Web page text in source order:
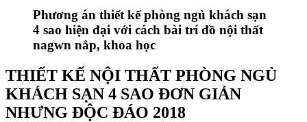
Phương án thiết kế phòng ngủ khách sạn
4 sao hiện đại với cách bài trí đồ nội thất
nagwn nắp, khoa học
THIẾT KẾ NỘI THẤT PHÒNG NGỦ
KHÁCH SẠN 4 SAO ĐƠN GIẢN
NHƯNG ĐỘC ĐÁO 2018